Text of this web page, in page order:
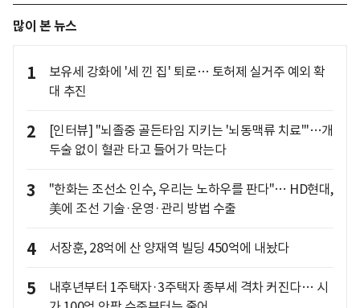
많이 본 뉴스
1
보유세 강화에 '세 낀 집' 퇴로… 토허제 실거주 예외 확
대 추진
2
[인터뷰] "뇌졸중 골든타임 지키는 '뇌동맥류 치료'"…개
두술 없이 혈관 타고 들어가 막는다
3
"한화는 조선소 인수, 우리는 노하우를 판다"… HD현대,
美에 조선 기술·운영·관리 방법 수출
4 서장훈, 28억에 산 양재역 빌딩 450억에 내놨다
5
내후년부터 1주택자·3주택자 종부세 격차 커진다… 시